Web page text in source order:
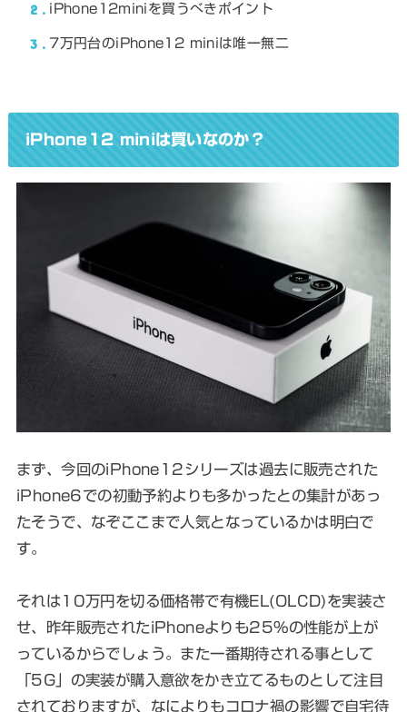
2 iPhone12miniを買うべきポイント
3 7万円台のiPhone12 miniは唯一無二
iPhone12 miniは買いなのか？
まず、今回のiPhone12シリーズは過去に販売された
iPhone6での初動予約よりも多かったとの集計があっ
たそうで、なぞここまで人気となっているかは明白で
す。
それは10万円を切る価格帯で有機EL(OLCD)を実装さ
せ、昨年販売されたiPhoneよりも25%の性能が上が
っているからでしょう。また一番期待される事として
「5G」の実装が購入意欲をかき立てるものとして注目
されておりますが、なによりもコロナ禍の影響で自宅待